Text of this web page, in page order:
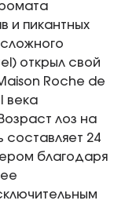
и пикантных
открыл свой
Roche de
века
лоз на
составляет 24
благодаря